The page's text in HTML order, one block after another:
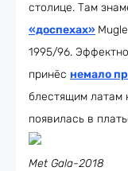
столице. Там
«доспехах»
1995/96.
принёс немало
блестящим латам
появилась в
Met Gala-2018